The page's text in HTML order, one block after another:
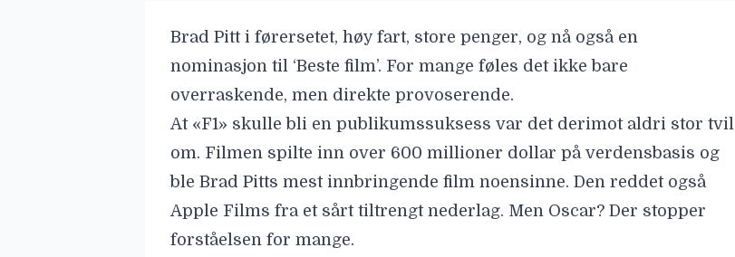
Brad Pitt i førersetet, høy fart, store penger, og nå også en
nominasjon til ‘Beste film’. For mange føles det ikke bare
overraskende, men direkte provoserende.
At «F1» skulle bli en publikumssuksess var det derimot aldri stor tvil
om. Filmen spilte inn over 600 millioner dollar på verdensbasis og
ble Brad Pitts mest innbringende film noensinne. Den reddet også
Apple Films fra et sårt tiltrengt nederlag. Men Oscar? Der stopper
forståelsen for mange.